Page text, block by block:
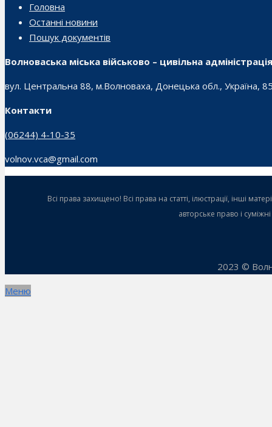
Головна
Останні новини
Пошук документів
Волноваська міська військово – цивільна адміністрація
вул. Центральна 88, м.Волноваха, Донецька обл., Україна,
Контакти
(06244) 4-10-35
volnov.vca@gmail.com
Всі права захищено! Всі права на статті, ілюстрації, інші
авторське право і
2023 ©
Меню